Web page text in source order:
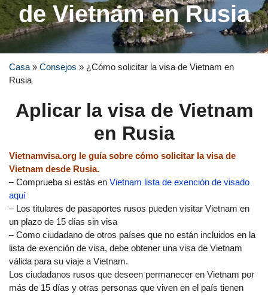
de Vietnam en Rusia
Casa » Consejos » ¿Cómo solicitar la visa de Vietnam en
Rusia
Aplicar la visa de Vietnam
en Rusia
Vietnamvisa.org le guía sobre cómo solicitar la visa de
Vietnam desde Rusia.
– Comprueba si estás en Vietnam lista de exención de visado
aquí
– Los titulares de pasaportes rusos pueden visitar Vietnam en
un plazo de 15 días sin visa
– Como ciudadano de otros países que no están incluidos en la
lista de exención de visa, debe obtener una visa de Vietnam
válida para su viaje a Vietnam.
Los ciudadanos rusos que deseen permanecer en Vietnam por
más de 15 días y otras personas que viven en el país tienen